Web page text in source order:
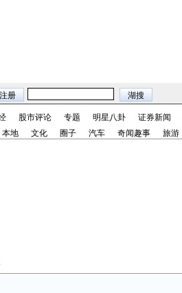
股市评论 专题 明星八卦 证券新闻
本地 文化 圈子 汽车 奇闻趣事 旅游